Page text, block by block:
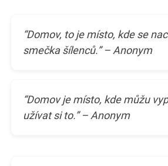
“Domov, to je místo, kde se
smečka šílenců.” – Anonym
“Domov je místo, kde můžu
užívat si to.” – Anonym